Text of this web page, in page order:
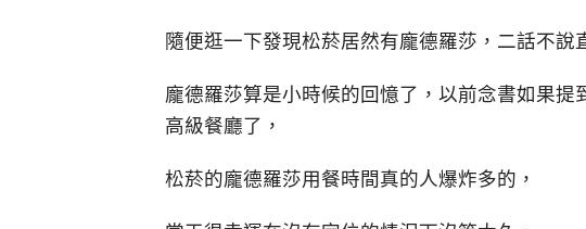
隨便逛一下發現松菸居然有龐德羅莎，二話不說
龐德羅莎算是小時候的回憶了，以前念書如果提
高級餐廳了，
松菸的龐德羅莎用餐時間真的人爆炸多的，